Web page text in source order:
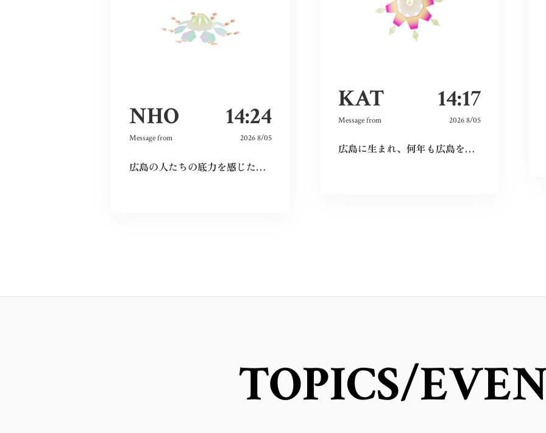
NHO 14:24
Message from 2026 8/05
広島の人たちの底力を感じた。今私たちはそれを受け継ぐことができているのだろうか。平和とは何か、問い続けたい。
KAT 14:17
Message from 2026 8/05
広島に生まれ、何年も広島を離れて過ごしたけれど、なぜか、常に広島に対する想いは持ち続けていた。
TOPICS/